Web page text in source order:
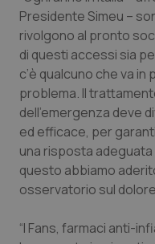
Quotidiano
Rene &
Salute orale &
Sangue &
Tiroide
Presidente Simeu –
rivolgono al pronto
di questi accessi sia
c’è qualcuno che va
problema. Il
dell’emergenza deve
ed efficace, per
una risposta
questo abbiamo
osservatorio sul
“I Fans, farmaci anti-